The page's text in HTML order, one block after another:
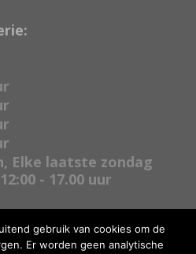
Elke laatste zondag
- 17.00 uur
gebruik van cookies om de
Er worden geen analytische